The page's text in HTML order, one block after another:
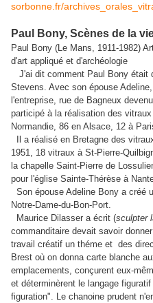
sorbonne.fr/
Paul Bony, Scènes de la
Paul Bony (Le Mans, 1911-1982)
d'art appliqué et d'archéologie
J'ai dit comment Paul Bony était
Stevens. Avec son épouse
l'entreprise, rue de Bagneux
participé à la réalisation des
Normandie, 86 en Alsace, 12 à
Il a réalisé en Bretagne des
1951, 18 vitraux à St-Pierre-
la chapelle Saint-Pierre de
pour l'église Sainte-Thérèse à
Son épouse Adeline Bony a créé
Notre-Dame-du-Bon-Port.
Maurice Dilasser a écrit (sculpter
commanditaire devait savoir
travail créatif un théme et des
Brest où on donna carte blanche
emplacements, conçurent eux-
et déterminèrent le langage
figuration". Le chanoine prudent